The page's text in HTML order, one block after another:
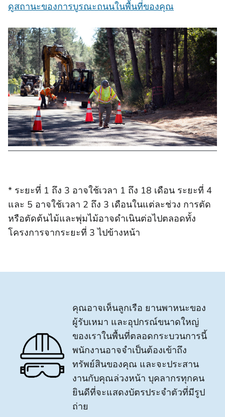
ดูสถานะของการบูรณะถนนในพื้นที่ของคุณ
* ระยะที่ 1 ถึง 3 อาจใช้เวลา 1 ถึง 18 เดือน ระยะที่ 4
และ 5 อาจใช้เวลา 2 ถึง 3 เดือนในแต่ละช่วง การตัด
หรือตัดต้นไม้และพุ่มไม้อาจดําเนินต่อไปตลอดทั้ง
โครงการจากระยะที่ 3 ไปข้างหน้า
คุณอาจเห็นลูกเรือ ยานพาหนะของ
ผู้รับเหมา และอุปกรณ์ขนาดใหญ่
ของเราในพื้นที่ตลอดกระบวนการนี้
พนักงานอาจจําเป็นต้องเข้าถึง
ทรัพย์สินของคุณ และจะประสาน
งานกับคุณล่วงหน้า บุคลากรทุกคน
ยินดีที่จะแสดงบัตรประจําตัวที่มีรูป
ถ่าย